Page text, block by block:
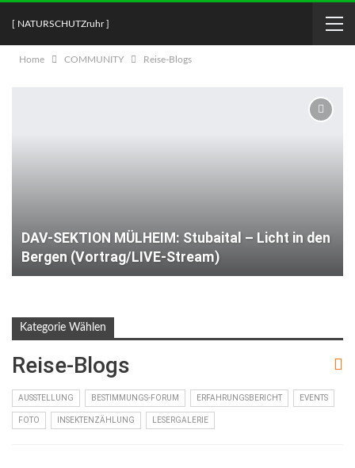
[ NATURSCHUTZruhr ]
Home COMMUNITY Reise-Blogs
DAV-SEKTION MÜLHEIM: Stubaital – Licht in den
Bergen (Vortrag/LIVE-Stream)
Kategorie Wählen
Reise-Blogs
AUSSTELLUNG BESTIMMUNGS-FORUM ERFAHRUNGSBERICHT EVENTS
FOTO INSEKTENZÄHLUNG LESERGALERIE